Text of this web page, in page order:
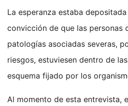
La esperanza estaba
convicción de que las personas
patologías asociadas severas,
riesgos, estuviesen dentro de
esquema fijado por los
Al momento de esta entrevista,